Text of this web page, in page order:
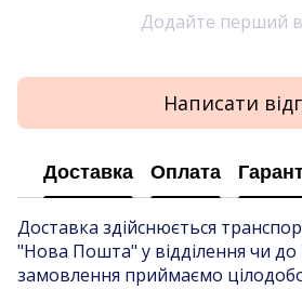
Додайте перший
Написати
Доставка Оплата
Доставка здійснюється
"Нова Пошта" у відділення чи
замовлення приймаємо